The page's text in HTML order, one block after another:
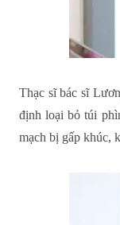
Thạc sĩ bác sĩ
định loại bỏ túi
mạch bị gấp khúc,